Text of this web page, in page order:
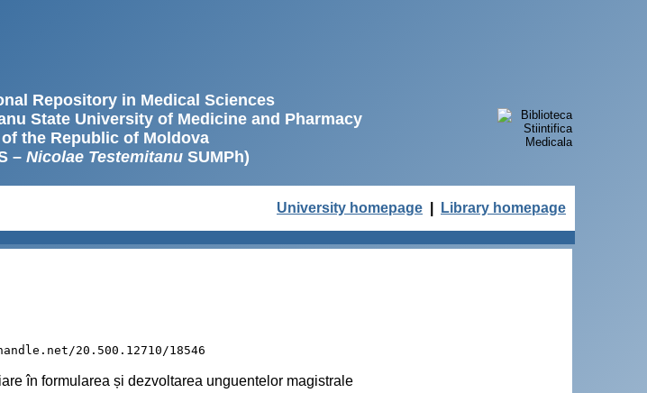
Repository in Medical Sciences
State University of Medicine and Pharmacy
of the Republic of Moldova
– Nicolae TestemitanuSUMPh)
University homepage Library homepage
20.500.12710/18546
în formularea și dezvoltarea unguentelor magistrale